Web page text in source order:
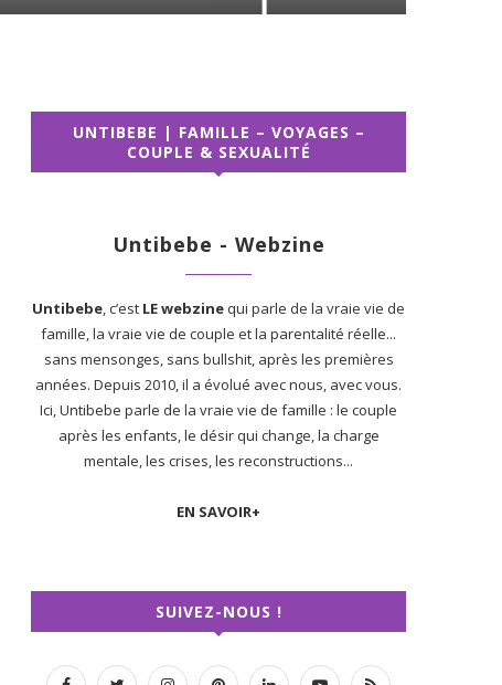
UNTIBEBE | FAMILLE – VOYAGES –
COUPLE & SEXUALITÉ
Untibebe - Webzine
Untibebe, c’est LE webzinequi parle de la vraie vie de
famille, la vraie vie de couple et la parentalité réelle...
sans mensonges, sans bullshit, après les premières
années. Depuis 2010, il a évolué avec nous, avec vous.
Ici, Untibebe parle de la vraie vie de famille : le couple
après les enfants, le désir qui change, la charge
mentale, les crises, les reconstructions...
EN SAVOIR+
SUIVEZ-NOUS !